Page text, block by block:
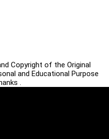
Copyright of the Original
and Educational Purpose
.